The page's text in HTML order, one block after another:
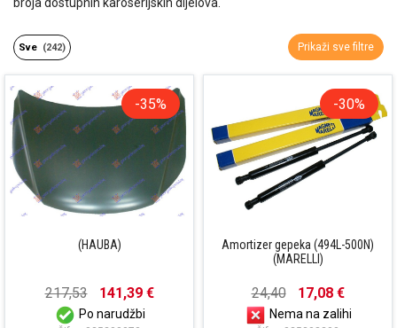
Kontakt
Zamjena proizvoda
MY ACCOUNT
Sve (242) Prikaži sve filtre
-35%
(HAUBA)
217,53 141,39 €
Po narudžbi
-30%
Amortizer gepeka (494L-500N)
(MARELLI)
24,40 17,08 €
Nema na zalihi